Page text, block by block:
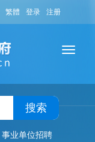
繁體 登录 注册
搜索
事业单位招聘